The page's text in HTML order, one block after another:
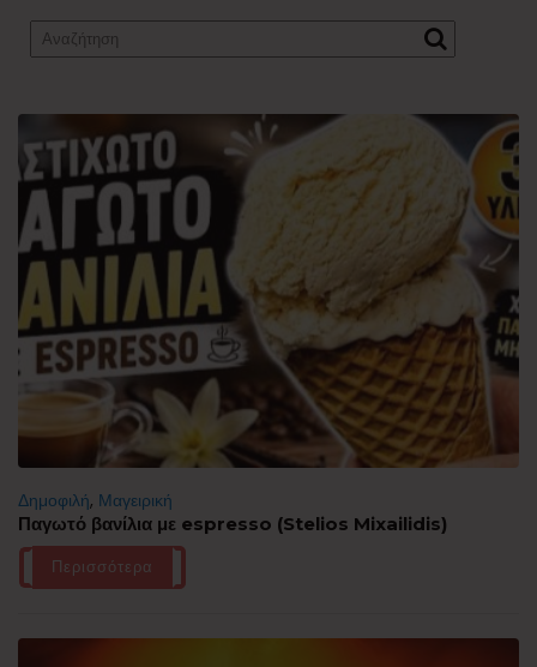
Δημοφιλή, Μαγειρική
Παγωτό βανίλια με espresso (Stelios Mixailidis)
Περισσότερα